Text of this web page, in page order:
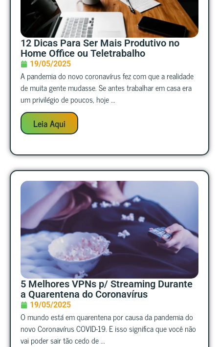
12 Dicas Para Ser Mais Produtivo no
Home Office ou Teletrabalho
19/05/2025
A pandemia do novo coronavírus fez com que a realidade
de muita gente mudasse. Se antes trabalhar em casa era
um privilégio de poucos, hoje ...
Leia Aqui
5 Melhores VPNs p/ Streaming Durante
a Quarentena do Coronavírus
19/05/2025
O mundo está em quarentena por causa da pandemia do
novo Coronavírus COVID-19. E isso significa que você não
vai poder sair tão cedo de ...